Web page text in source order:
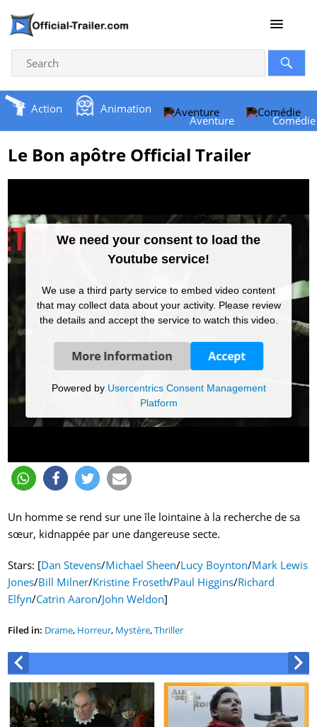
Action
Animation
Aventure
Comédie
Le Bon apôtre Official Trailer
We need your consent to load the
Youtube service!
We use a third party service to embed video content
that may collect data about your activity. Please review
the details and accept the service to watch this video.
More Information Accept
Powered by Usercentrics Consent Management
Platform
Un homme se rend sur une île lointaine à la recherche de sa
sœur, kidnappée par une dangereuse secte.
Stars: [Dan Stevens/Michael Sheen/Lucy Boynton/Mark Lewis
Jones/Bill Milner/Kristine Froseth/Paul Higgins/Richard
Elfyn/Catrin Aaron/John Weldon]
Filed in: Drame, Horreur, Mystère,Thriller